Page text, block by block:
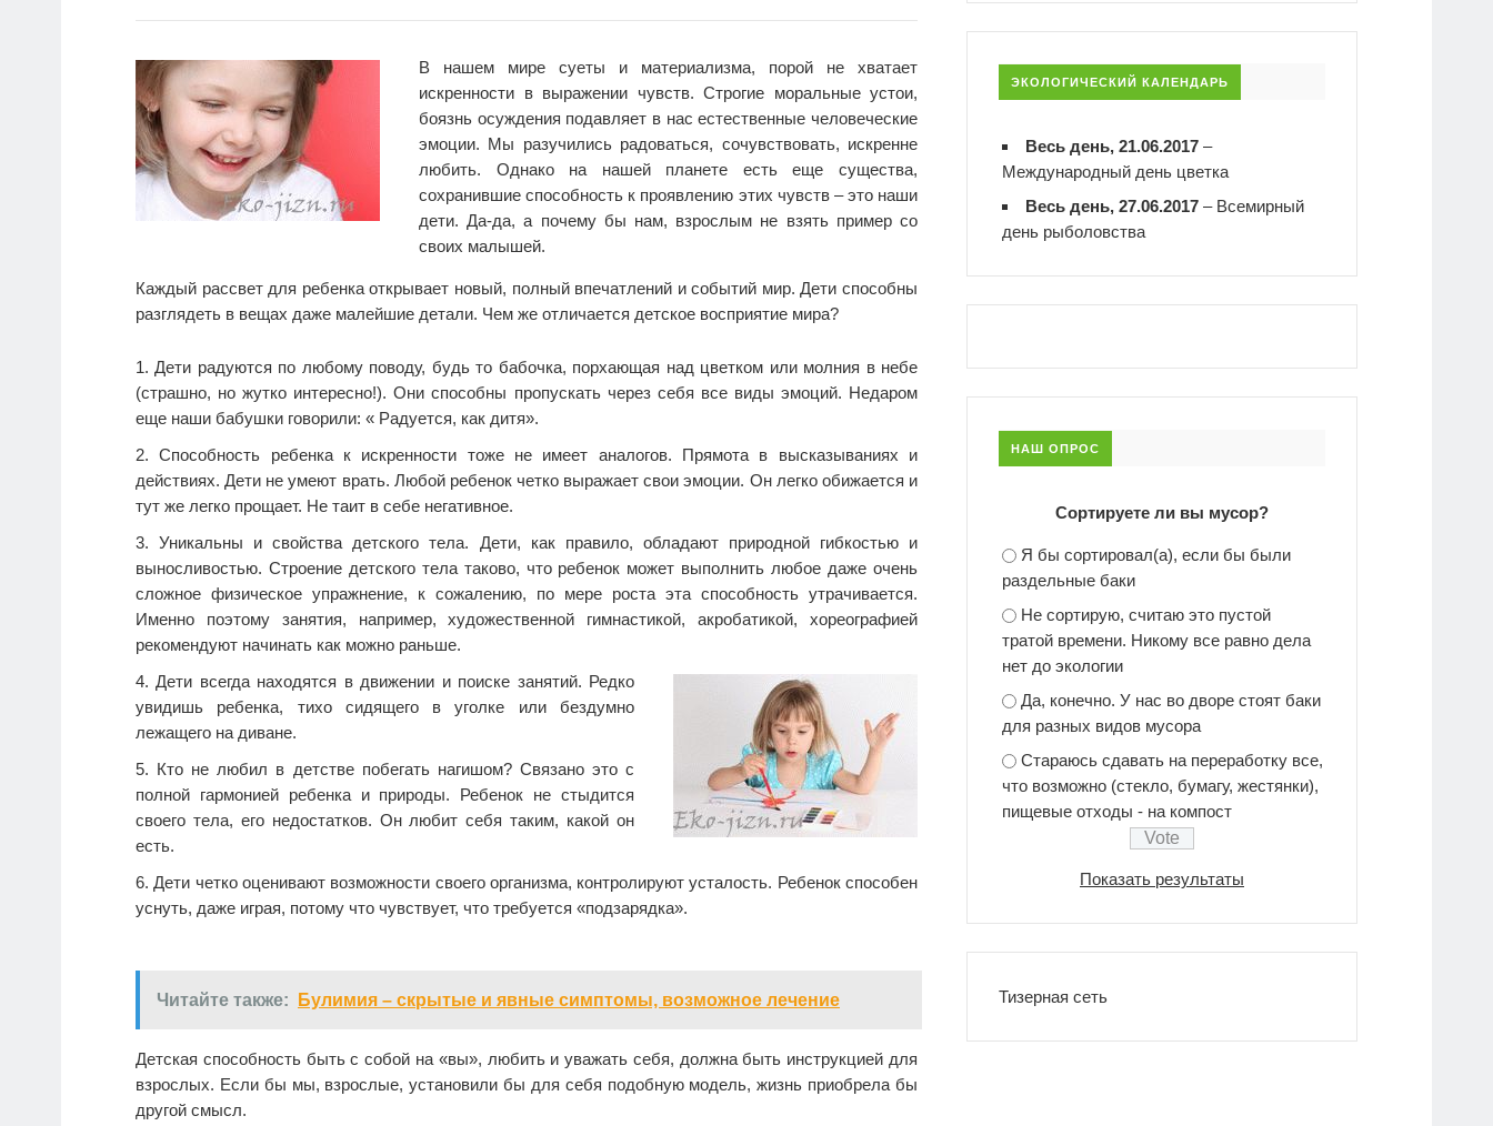
В нашем мире суеты и материализма, порой не хватает
искренности в выражении чувств. Строгие моральные устои,
боязнь осуждения подавляет в нас естественные человеческие
эмоции. Мы разучились радоваться, сочувствовать, искренне
любить. Однако на нашей планете есть еще существа,
сохранившие способность к проявлению этих чувств – это наши
дети. Да-да, а почему бы нам, взрослым не взять пример со
своих малышей.
Каждый рассвет для ребенка открывает новый, полный впечатлений и событий мир. Дети способны
разглядеть в вещах даже малейшие детали. Чем же отличается детское восприятие мира?
Дети радуются по любому поводу, будь то бабочка, порхающая над цветком или молния в небе
(страшно, но жутко интересно!). Они способны пропускать через себя все виды эмоций. Недаром
еще наши бабушки говорили: « Радуется, как дитя».
Способность ребенка к искренности тоже не имеет аналогов. Прямота в высказываниях и
действиях. Дети не умеют врать. Любой ребенок четко выражает свои эмоции. Он легко обижается и
тут же легко прощает. Не таит в себе негативное.
Уникальны и свойства детского тела. Дети, как правило, обладают природной гибкостью и
выносливостью. Строение детского тела таково, что ребенок может выполнить любое даже очень
сложное физическое упражнение, к сожалению, по мере роста эта способность утрачивается.
Именно поэтому занятия, например, художественной гимнастикой, акробатикой, хореографией
рекомендуют начинать как можно раньше.
Дети всегда находятся в движении и поиске занятий. Редко
увидишь ребенка, тихо сидящего в уголке или бездумно
лежащего на диване.
Кто не любил в детстве побегать нагишом? Связано это с
полной гармонией ребенка и природы. Ребенок не стыдится
своего тела, его недостатков. Он любит себя таким, какой он
есть.
Дети четко оценивают возможности своего организма, контролируют усталость. Ребенок способен
уснуть, даже играя, потому что чувствует, что требуется «подзарядка».
Читайте также: Булимия – скрытые и явные симптомы, возможное лечение
Детская способность быть с собой на «вы», любить и уважать себя, должна быть инструкцией для
взрослых. Если бы мы, взрослые, установили бы для себя подобную модель, жизнь приобрела бы
другой смысл.
ЭКОЛОГИЧЕСКИЙ КАЛЕНДАРЬ
Весь день, 21.06.2017 –
Международный день цветка
Весь день, 27.06.2017 – Всемирный
день рыболовства
НАШ ОПРОС
Сортируете ли вы мусор?
Я бы сортировал(а), если бы были
раздельные баки
Не сортирую, считаю это пустой
тратой времени. Никому все равно дела
нет до экологии
Да, конечно. У нас во дворе стоят баки
для разных видов мусора
Стараюсь сдавать на переработку все,
что возможно (стекло, бумагу, жестянки),
пищевые отходы - на компост
Показать результаты
Тизерная сеть